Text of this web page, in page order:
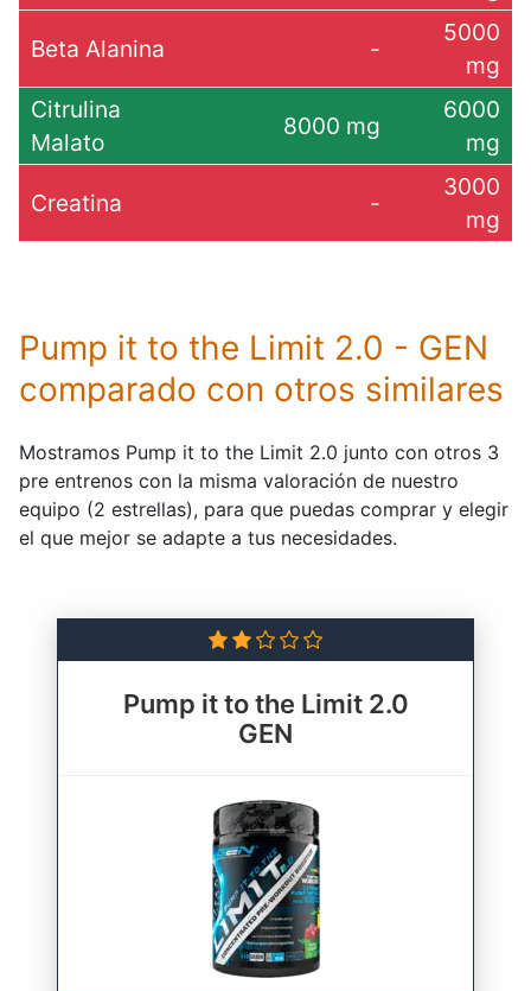
Beta Alanina -
5000
mg
Citrulina
Malato
8000 mg
6000
mg
Creatina -
3000
mg
Pump it to the Limit 2.0 - GEN
comparado con otros similares
Mostramos Pump it to the Limit 2.0 junto con otros 3
pre entrenos con la misma valoración de nuestro
equipo (2 estrellas), para que puedas comprar y elegir
el que mejor se adapte a tus necesidades.
Pump it to the Limit 2.0
GEN